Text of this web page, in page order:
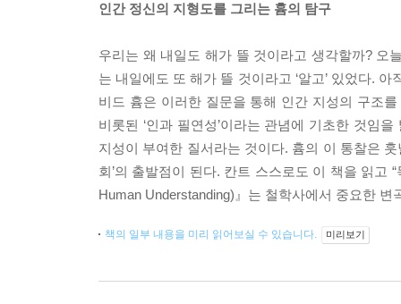
인간 정신의 지형도를 그리는 흄의 탐구
우리는 왜 내일도 해가 뜰 것이라고 생각할까? 오
는 내일에도 또 해가 뜰 것이라고 ‘알고’ 있었다.
비드 흄은 이러한 질문을 통해 인간 지성의 구조
비롯된 ‘인과 필연성’이라는 관념에 기초한 것임
지성이 부여한 질서라는 것이다. 흄의 이 통찰은
회’의 출발점이 된다. 칸트 스스로도 이 책을 읽고
Human Understanding)』는 철학사에서 중요한 변
책의 일부 내용을 미리 읽어보실 수 있습니다. 미리보기